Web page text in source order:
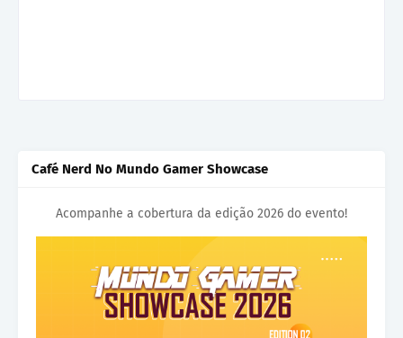
Café Nerd No Mundo Gamer Showcase
Acompanhe a cobertura da edição 2026 do evento!